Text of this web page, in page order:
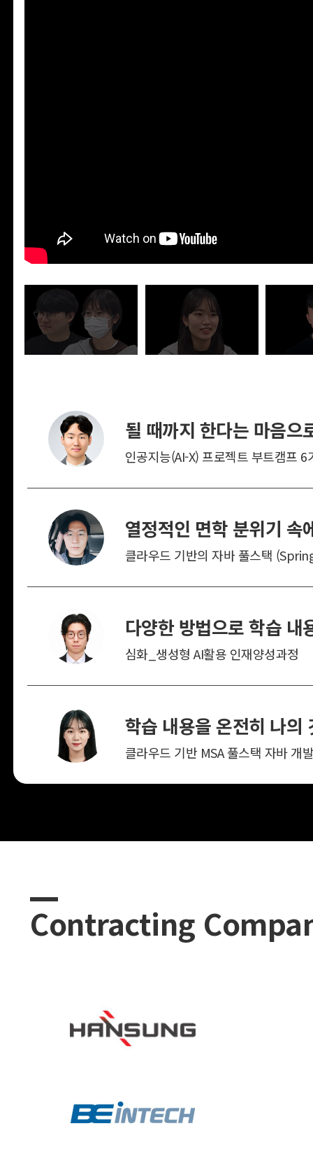
될 때까지 한다는 마음으
인공지능(AI-X) 프로젝트 부트캠프 6
심화_생성형 AI활용 인재양성과정
Contracting